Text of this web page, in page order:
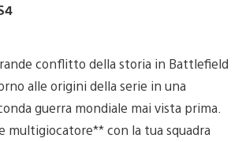
conflitto della storia in Battlefield
alle origini della serie in una
guerra mondiale mai vista prima.
con la tua squadra